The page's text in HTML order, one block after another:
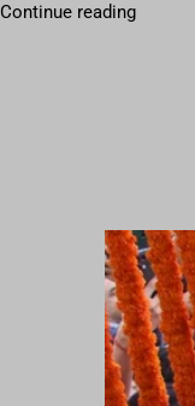
Continue reading